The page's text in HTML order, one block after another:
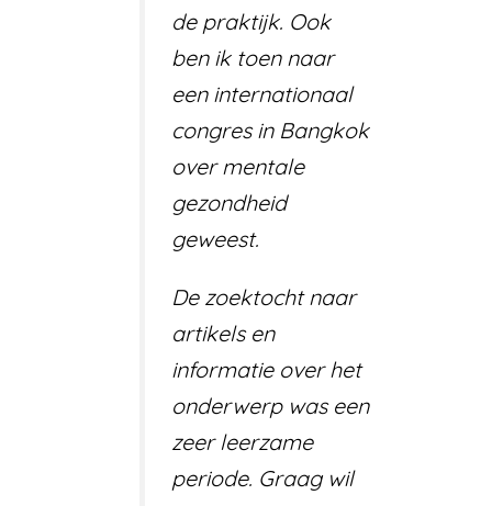
de praktijk. Ook
ben ik toen naar
een internationaal
congres in Bangkok
over mentale
gezondheid
geweest.
De zoektocht naar
artikels en
informatie over het
onderwerp was een
zeer leerzame
periode. Graag wil